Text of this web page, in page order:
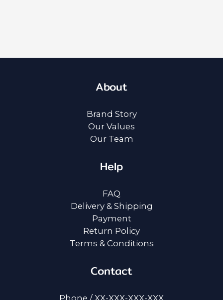
About
Brand Story
Our Values
Our Team
Help
FAQ
Delivery & Shipping
Payment
Return Policy
Terms & Conditions
Contact